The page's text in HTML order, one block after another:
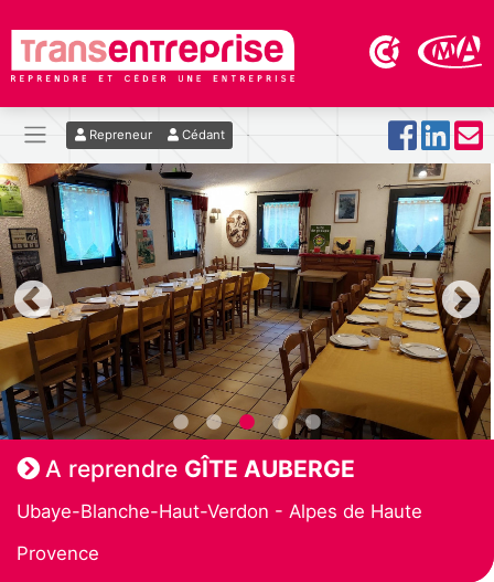
Repreneur Cédant
A reprendre GÎTE AUBERGE
Ubaye-Blanche-Haut-Verdon - Alpes de Haute
Provence